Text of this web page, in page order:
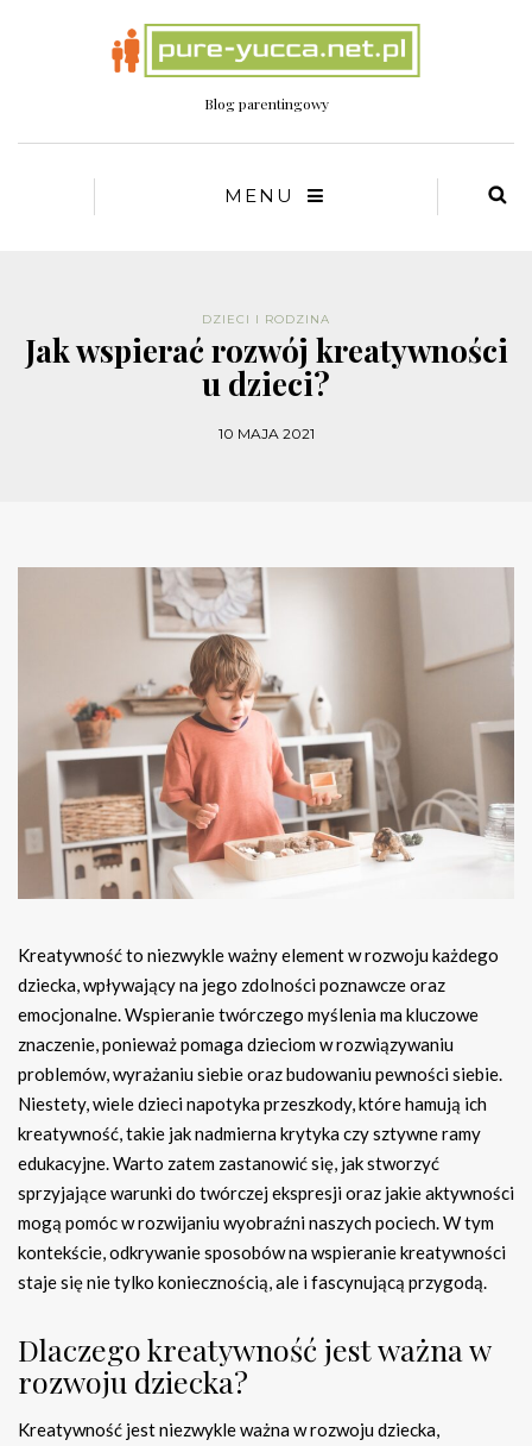
Blog parentingowy
MENU
DZIECI I RODZINA
Jak wspierać rozwój kreatywności
u dzieci?
10 MAJA 2021
Kreatywność to niezwykle ważny element w rozwoju każdego
dziecka, wpływający na jego zdolności poznawcze oraz
emocjonalne. Wspieranie twórczego myślenia ma kluczowe
znaczenie, ponieważ pomaga dzieciom w rozwiązywaniu
problemów, wyrażaniu siebie oraz budowaniu pewności siebie.
Niestety, wiele dzieci napotyka przeszkody, które hamują ich
kreatywność, takie jak nadmierna krytyka czy sztywne ramy
edukacyjne. Warto zatem zastanowić się, jak stworzyć
sprzyjające warunki do twórczej ekspresji oraz jakie aktywności
mogą pomóc w rozwijaniu wyobraźni naszych pociech. W tym
kontekście, odkrywanie sposobów na wspieranie kreatywności
staje się nie tylko koniecznością, ale i fascynującą przygodą.
Dlaczego kreatywność jest ważna w
rozwoju dziecka?
Kreatywność jest niezwykle ważna w rozwoju dziecka,